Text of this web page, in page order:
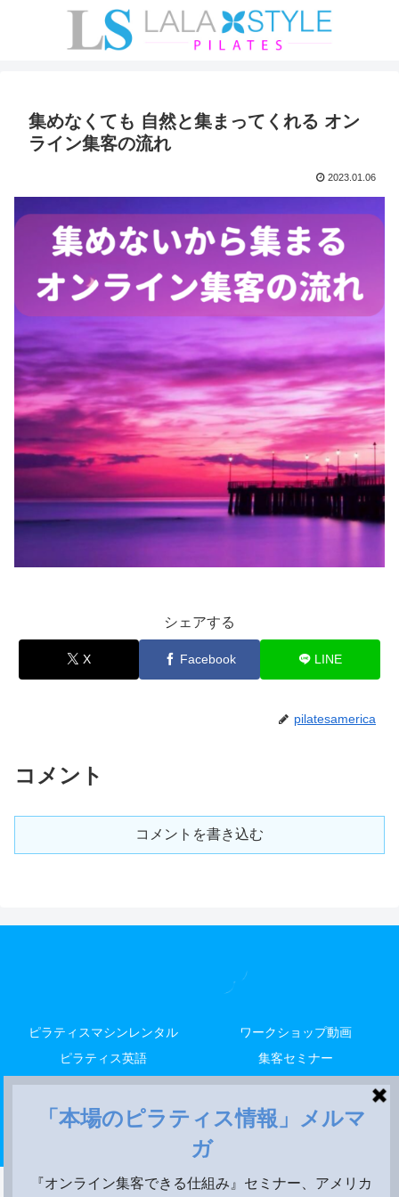
集めなくても 自然と集まってくれる オン
ライン集客の流れ
2023.01.06
シェアする
X Facebook LINE
pilatesamerica
コメント
コメントを書き込む
ピラティスマシンレンタル
ワークショップ動画
ピラティス英語
集客セミナー
解剖留学
レッスン
米国養成
Copyright © 2014-2026 LALA STYLE, LLC All Rights Reserved.